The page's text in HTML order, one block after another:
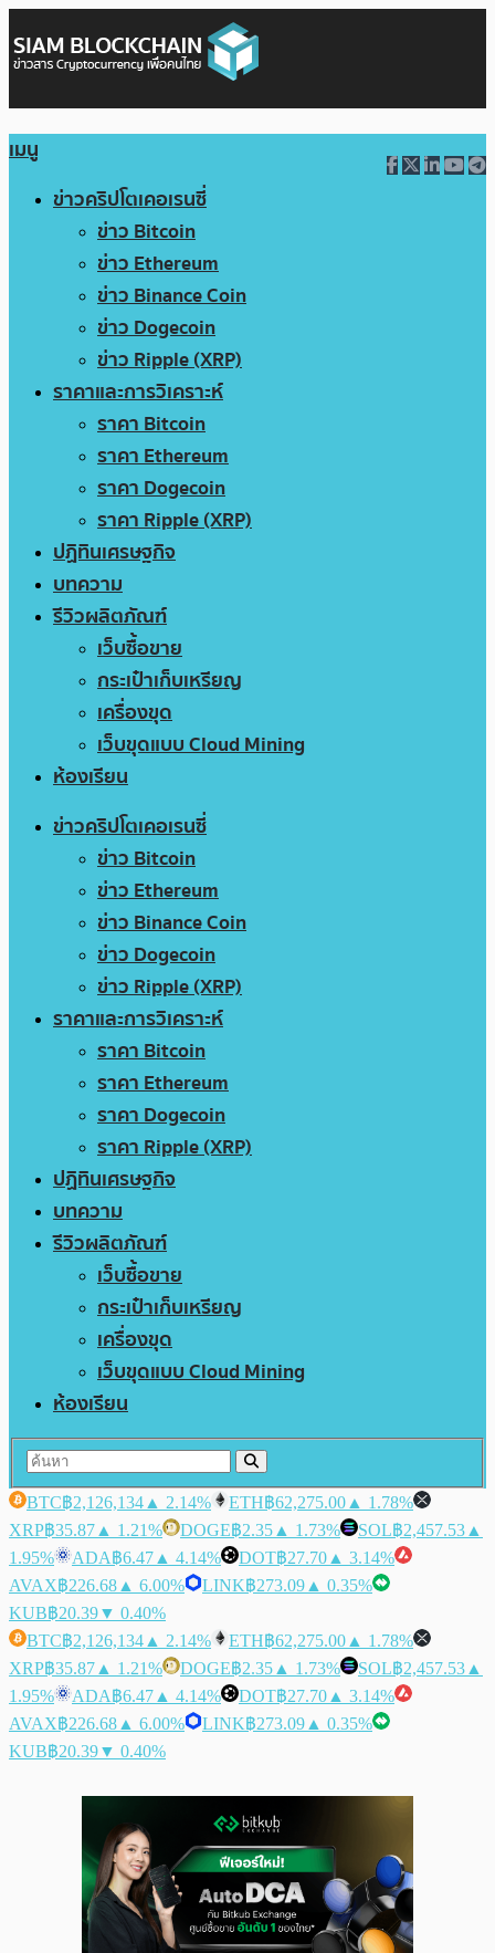
เมนู
ข่าวคริปโตเคอเรนซี่
ข่าว Bitcoin
ข่าว Ethereum
ข่าว Binance Coin
ข่าว Dogecoin
ข่าว Ripple (XRP)
ราคาและการวิเคราะห์
ราคา Bitcoin
ราคา Ethereum
ราคา Dogecoin
ราคา Ripple (XRP)
ปฏิทินเศรษฐกิจ
บทความ
รีวิวผลิตภัณฑ์
เว็บซื้อขาย
กระเป๋าเก็บเหรียญ
เครื่องขุด
เว็บขุดแบบ Cloud Mining
ห้องเรียน
ข่าวคริปโตเคอเรนซี่
ข่าว Bitcoin
ข่าว Ethereum
ข่าว Binance Coin
ข่าว Dogecoin
ข่าว Ripple (XRP)
ราคาและการวิเคราะห์
ราคา Bitcoin
ราคา Ethereum
ราคา Dogecoin
ราคา Ripple (XRP)
ปฏิทินเศรษฐกิจ
บทความ
รีวิวผลิตภัณฑ์
เว็บซื้อขาย
กระเป๋าเก็บเหรียญ
เครื่องขุด
เว็บขุดแบบ Cloud Mining
ห้องเรียน
BTC฿2,126,134 ▲ 2.14% ETH฿62,275.00 ▲ 1.78%
XRP฿35.87 ▲ 1.21% DOGE฿2.35 ▲ 1.73% SOL฿2,457.53 ▲
1.95%
ADA฿6.47 ▲ 4.14% DOT฿27.70 ▲ 3.14%
AVAX฿226.68 ▲ 6.00% LINK฿273.09 ▲ 0.35%
KUB฿20.39▼ 0.40%
BTC฿2,126,134 ▲ 2.14% ETH฿62,275.00 ▲ 1.78%
XRP฿35.87 ▲ 1.21% DOGE฿2.35 ▲ 1.73% SOL฿2,457.53 ▲
1.95%
ADA฿6.47 ▲ 4.14% DOT฿27.70 ▲ 3.14%
AVAX฿226.68 ▲ 6.00% LINK฿273.09 ▲ 0.35%
KUB฿20.39▼ 0.40%